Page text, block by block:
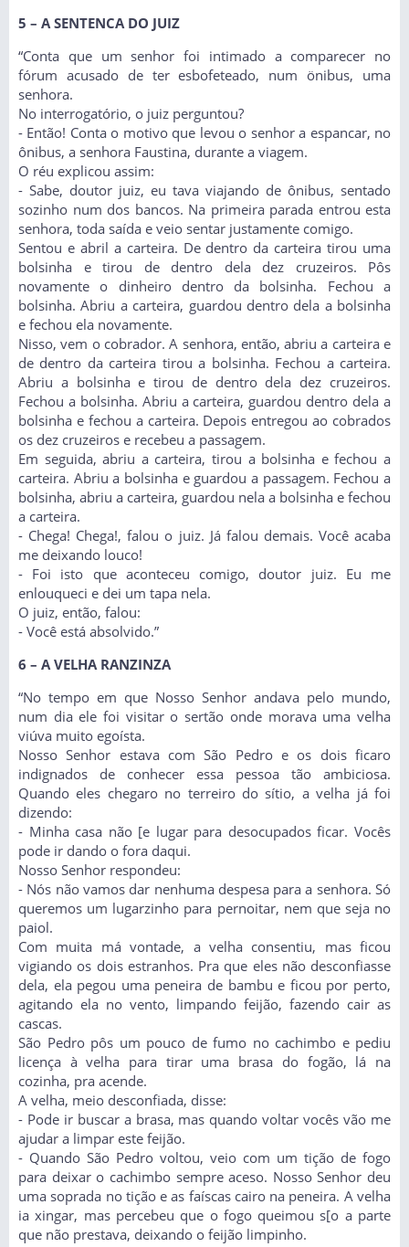
5 – A SENTENCA DO JUIZ
“Conta que um senhor foi intimado a comparecer no
fórum acusado de ter esbofeteado, num önibus, uma
senhora.
No interrogatório, o juiz perguntou?
- Então! Conta o motivo que levou o senhor a espancar, no
ônibus, a senhora Faustina, durante a viagem.
O réu explicou assim:
- Sabe, doutor juiz, eu tava viajando de ônibus, sentado
sozinho num dos bancos. Na primeira parada entrou esta
senhora, toda saída e veio sentar justamente comigo.
Sentou e abril a carteira. De dentro da carteira tirou uma
bolsinha e tirou de dentro dela dez cruzeiros. Pôs
novamente o dinheiro dentro da bolsinha. Fechou a
bolsinha. Abriu a carteira, guardou dentro dela a bolsinha
e fechou ela novamente.
Nisso, vem o cobrador. A senhora, então, abriu a carteira e
de dentro da carteira tirou a bolsinha. Fechou a carteira.
Abriu a bolsinha e tirou de dentro dela dez cruzeiros.
Fechou a bolsinha. Abriu a carteira, guardou dentro dela a
bolsinha e fechou a carteira. Depois entregou ao cobrados
os dez cruzeiros e recebeu a passagem.
Em seguida, abriu a carteira, tirou a bolsinha e fechou a
carteira. Abriu a bolsinha e guardou a passagem. Fechou a
bolsinha, abriu a carteira, guardou nela a bolsinha e fechou
a carteira.
- Chega! Chega!, falou o juiz. Já falou demais. Você acaba
me deixando louco!
- Foi isto que aconteceu comigo, doutor juiz. Eu me
enlouqueci e dei um tapa nela.
O juiz, então, falou:
- Você está absolvido.”
6 – A VELHA RANZINZA
“No tempo em que Nosso Senhor andava pelo mundo,
num dia ele foi visitar o sertão onde morava uma velha
viúva muito egoísta.
Nosso Senhor estava com São Pedro e os dois ficaro
indignados de conhecer essa pessoa tão ambiciosa.
Quando eles chegaro no terreiro do sítio, a velha já foi
dizendo:
- Minha casa não [e lugar para desocupados ficar. Vocês
pode ir dando o fora daqui.
Nosso Senhor respondeu:
- Nós não vamos dar nenhuma despesa para a senhora. Só
queremos um lugarzinho para pernoitar, nem que seja no
paiol.
Com muita má vontade, a velha consentiu, mas ficou
vigiando os dois estranhos. Pra que eles não desconfiasse
dela, ela pegou uma peneira de bambu e ficou por perto,
agitando ela no vento, limpando feijão, fazendo cair as
cascas.
São Pedro pôs um pouco de fumo no cachimbo e pediu
licença à velha para tirar uma brasa do fogão, lá na
cozinha, pra acende.
A velha, meio desconfiada, disse:
- Pode ir buscar a brasa, mas quando voltar vocês vão me
ajudar a limpar este feijão.
- Quando São Pedro voltou, veio com um tição de fogo
para deixar o cachimbo sempre aceso. Nosso Senhor deu
uma soprada no tição e as faíscas cairo na peneira. A velha
ia xingar, mas percebeu que o fogo queimou s[o a parte
que não prestava, deixando o feijão limpinho.